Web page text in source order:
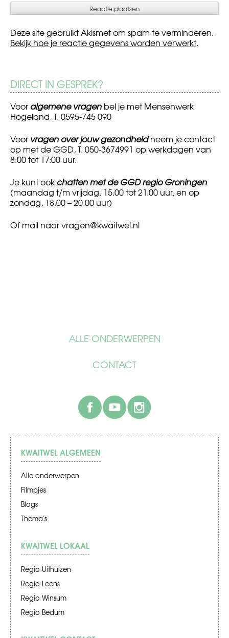
ALLE ONDERWERPEN
CONTACT
facebook
Deze site gebruikt Akismet om spam te verminderen.
Bekijk hoe je reactie gegevens worden verwerkt.
DIRECT IN GESPREK?
Voor algemene vragen bel je met Mensenwerk
Hogeland, T. 0595-745 090
Voor vragen over jouw gezondheidneem je contact
op met de GGD, T. 050-3674991 op werkdagen van
8:00 tot 17:00 uur.
Je kunt ook chatten met de GGD regio Groningen
(maandag t/m vrijdag, 15.00 tot 21.00 uur, en op
zondag, 18.00 – 20.00 uur)
Of mail naarvragen@kwaitwel.nl
KWAITWEL ALGEMEEN
Alle onderwerpen
Filmpjes
Blogs
Thema's
KWAITWEL LOKAAL
Regio Uithuizen
Regio Leens
Regio Winsum
Regio Bedum